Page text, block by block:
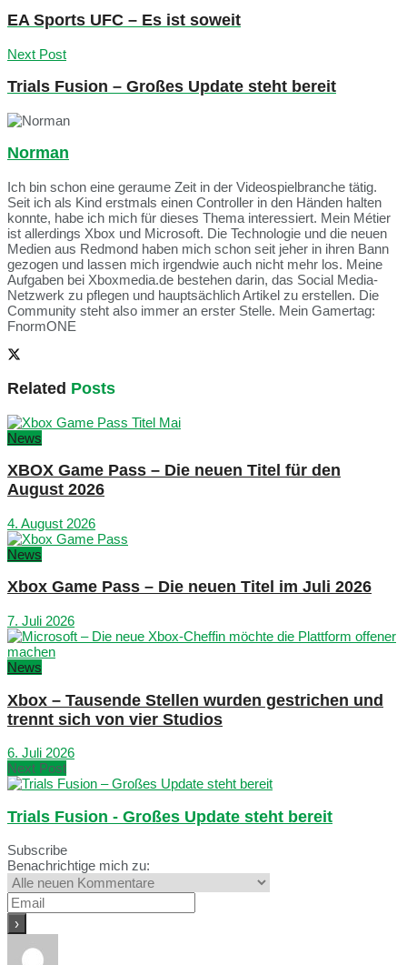
EA Sports UFC – Es ist soweit
Next Post
Trials Fusion – Großes Update steht bereit
Norman
Ich bin schon eine geraume Zeit in der Videospielbranche tätig.
Seit ich als Kind erstmals einen Controller in den Händen halten
konnte, habe ich mich für dieses Thema interessiert. Mein Métier
ist allerdings Xbox und Microsoft. Die Technologie und die neuen
Medien aus Redmond haben mich schon seit jeher in ihren Bann
gezogen und lassen mich irgendwie auch nicht mehr los. Meine
Aufgaben bei Xboxmedia.de bestehen darin, das Social Media-
Netzwerk zu pflegen und hauptsächlich Artikel zu erstellen. Die
Community steht also immer an erster Stelle. Mein Gamertag:
FnormONE
Related Posts
News
XBOX Game Pass – Die neuen Titel für den
August 2026
4. August 2026
News
Xbox Game Pass – Die neuen Titel im Juli 2026
7. Juli 2026
News
Xbox – Tausende Stellen wurden gestrichen und
trennt sich von vier Studios
6. Juli 2026
Next Post
Trials Fusion - Großes Update steht bereit
Subscribe
Benachrichtige mich zu: